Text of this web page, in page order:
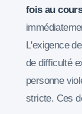
fois au
L'exigence
de difficulté
personne
stricte. Ces